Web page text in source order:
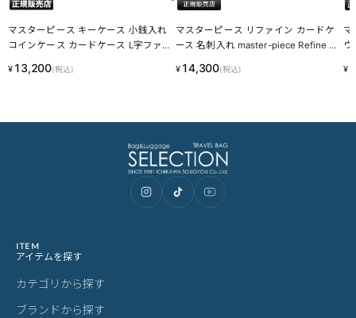
マスターピース キーケース 小銭入れ
コインケース カードケース L字ファス
056
¥ 13,200(税込)
マスターピース リファイン カードケ
ース 名刺入れ master-piece Refine 2
¥ 14,300(税込)
マ
¥
ITEM
アイテムを探す
カテゴリから探す
ブランドから探す